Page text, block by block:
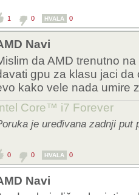
1 0 HVALA 0
Navi
da AMD trenutno
gpu za klasu jaci da
kako vele nada umire
Core™ i7 Forever
je uređivana zadnji put
0 0 HVALA 0
Navi